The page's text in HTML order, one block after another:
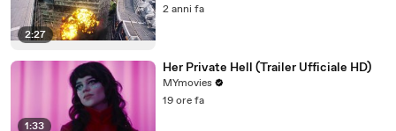
2:27
2 anni fa
1:33
Her Private Hell (Trailer Ufficiale HD)
MYmovies
19 ore fa